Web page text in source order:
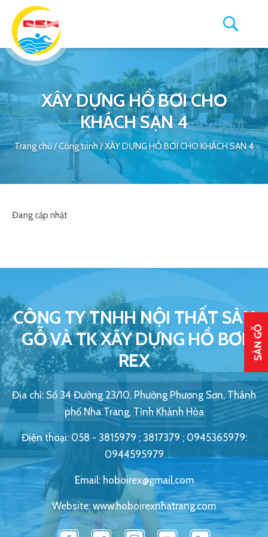
XÂY DỰNG HỒ BƠI CHO
KHÁCH SẠN 4
Trang chủ/Công trình/XÂY DỰNG HỒ BƠI CHO KHÁCH SẠN 4
Đang cập nhật
CÔNG TY TNHH NỘI THẤT SÀN
GỖ VÀ TK XÂY DỰNG HỒ BƠI
REX
Địa chỉ: Số 34 Đường 23/10, Phường Phương Sơn, Thành
phố Nha Trang, Tỉnh Khánh Hòa
Điện thoại: 058 - 3815979 ; 3817379 ; 0945365979:
0944595979
Email: hoboirex@gmail.com
Website: www.hoboirexnhatrang.com